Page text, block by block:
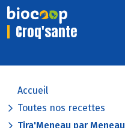
Croq'sante
Accueil
Toutes nos recettes
Tira'Meneau par Meneau